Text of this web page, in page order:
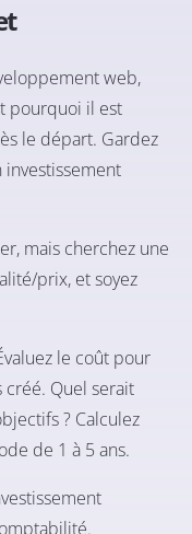
web,
pourquoi il est
le départ. Gardez
investissement
mais cherchez une
prix, et soyez
le coût pour
créé. Quel serait
? Calculez
de 1 à 5 ans.